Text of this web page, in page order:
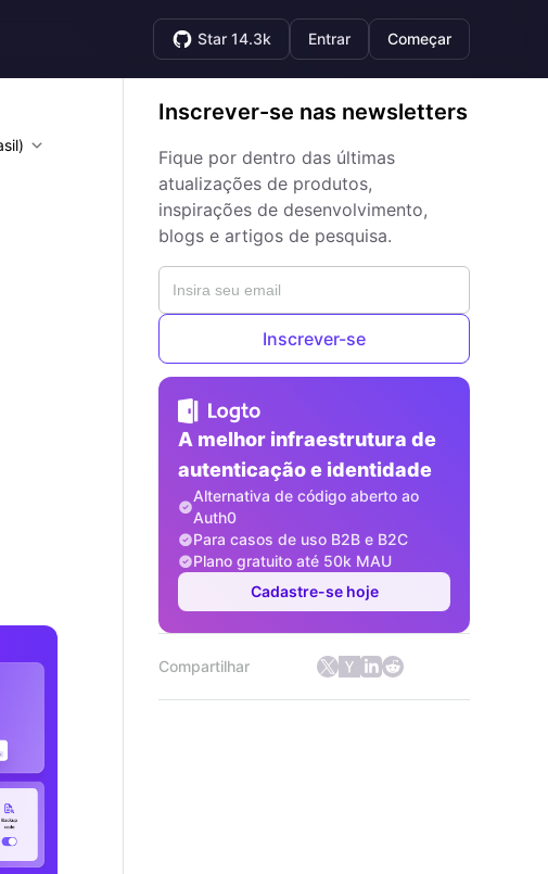
Star 14.3k Entrar Começar
Inscrever-se nas newsletters
Fique por dentro das últimas
atualizações de produtos,
inspirações de desenvolvimento,
blogs e artigos de pesquisa.
Inscrever-se
A melhor infraestrutura de
autenticação e identidade
Alternativa de código aberto ao
Auth0
Para casos de uso B2B e B2C
Plano gratuito até 50k MAU
Cadastre-se hoje
Compartilhar